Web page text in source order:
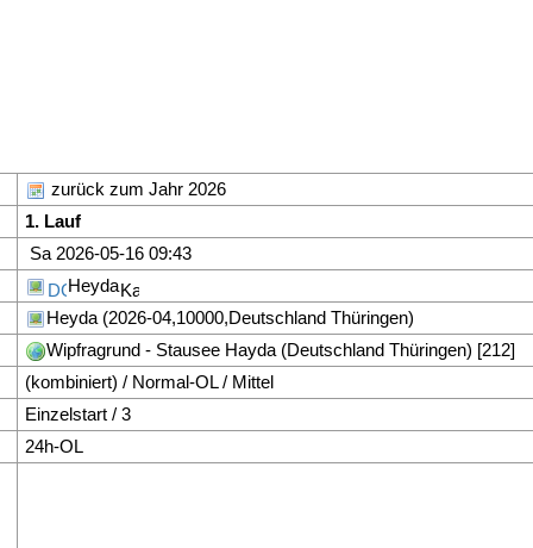
zurück zum Jahr 2026
1. Lauf
Sa 2026-05-16 09:43
Heyda
Heyda (2026-04,10000,Deutschland Thüringen)
Wipfragrund - Stausee Hayda (Deutschland Thüringen) [212]
(kombiniert) / Normal-OL / Mittel
Einzelstart / 3
24h-OL